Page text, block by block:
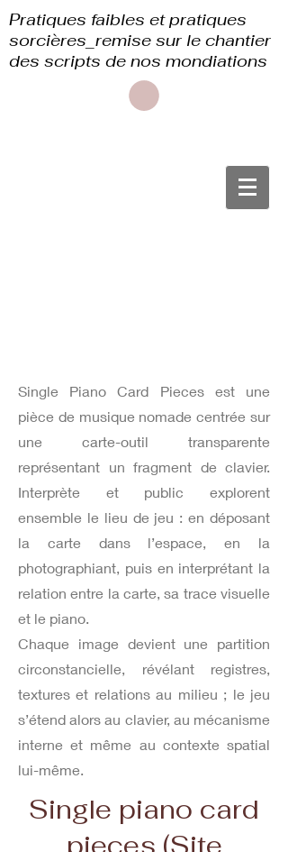
Pratiques faibles et pratiques
sorcières_remise sur le chantier
des scripts de nos mondiations
Single Piano Card Pieces est une
pièce de musique nomade centrée sur
une carte-outil transparente
représentant un fragment de clavier.
Interprète et public explorent
ensemble le lieu de jeu : en déposant
la carte dans l’espace, en la
photographiant, puis en interprétant la
relation entre la carte, sa trace visuelle
et le piano.
Chaque image devient une partition
circonstancielle, révélant registres,
textures et relations au milieu ; le jeu
s’étend alors au clavier, au mécanisme
interne et même au contexte spatial
lui-même.
Single piano card
pieces (Site